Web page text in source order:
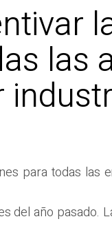
las
para todas las
del año pasado.